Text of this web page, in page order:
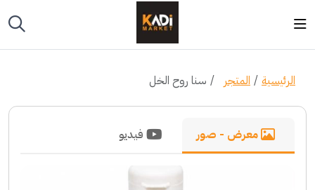
الرئيسية المتجر سنا روح الخل
معرض - صور فيديو